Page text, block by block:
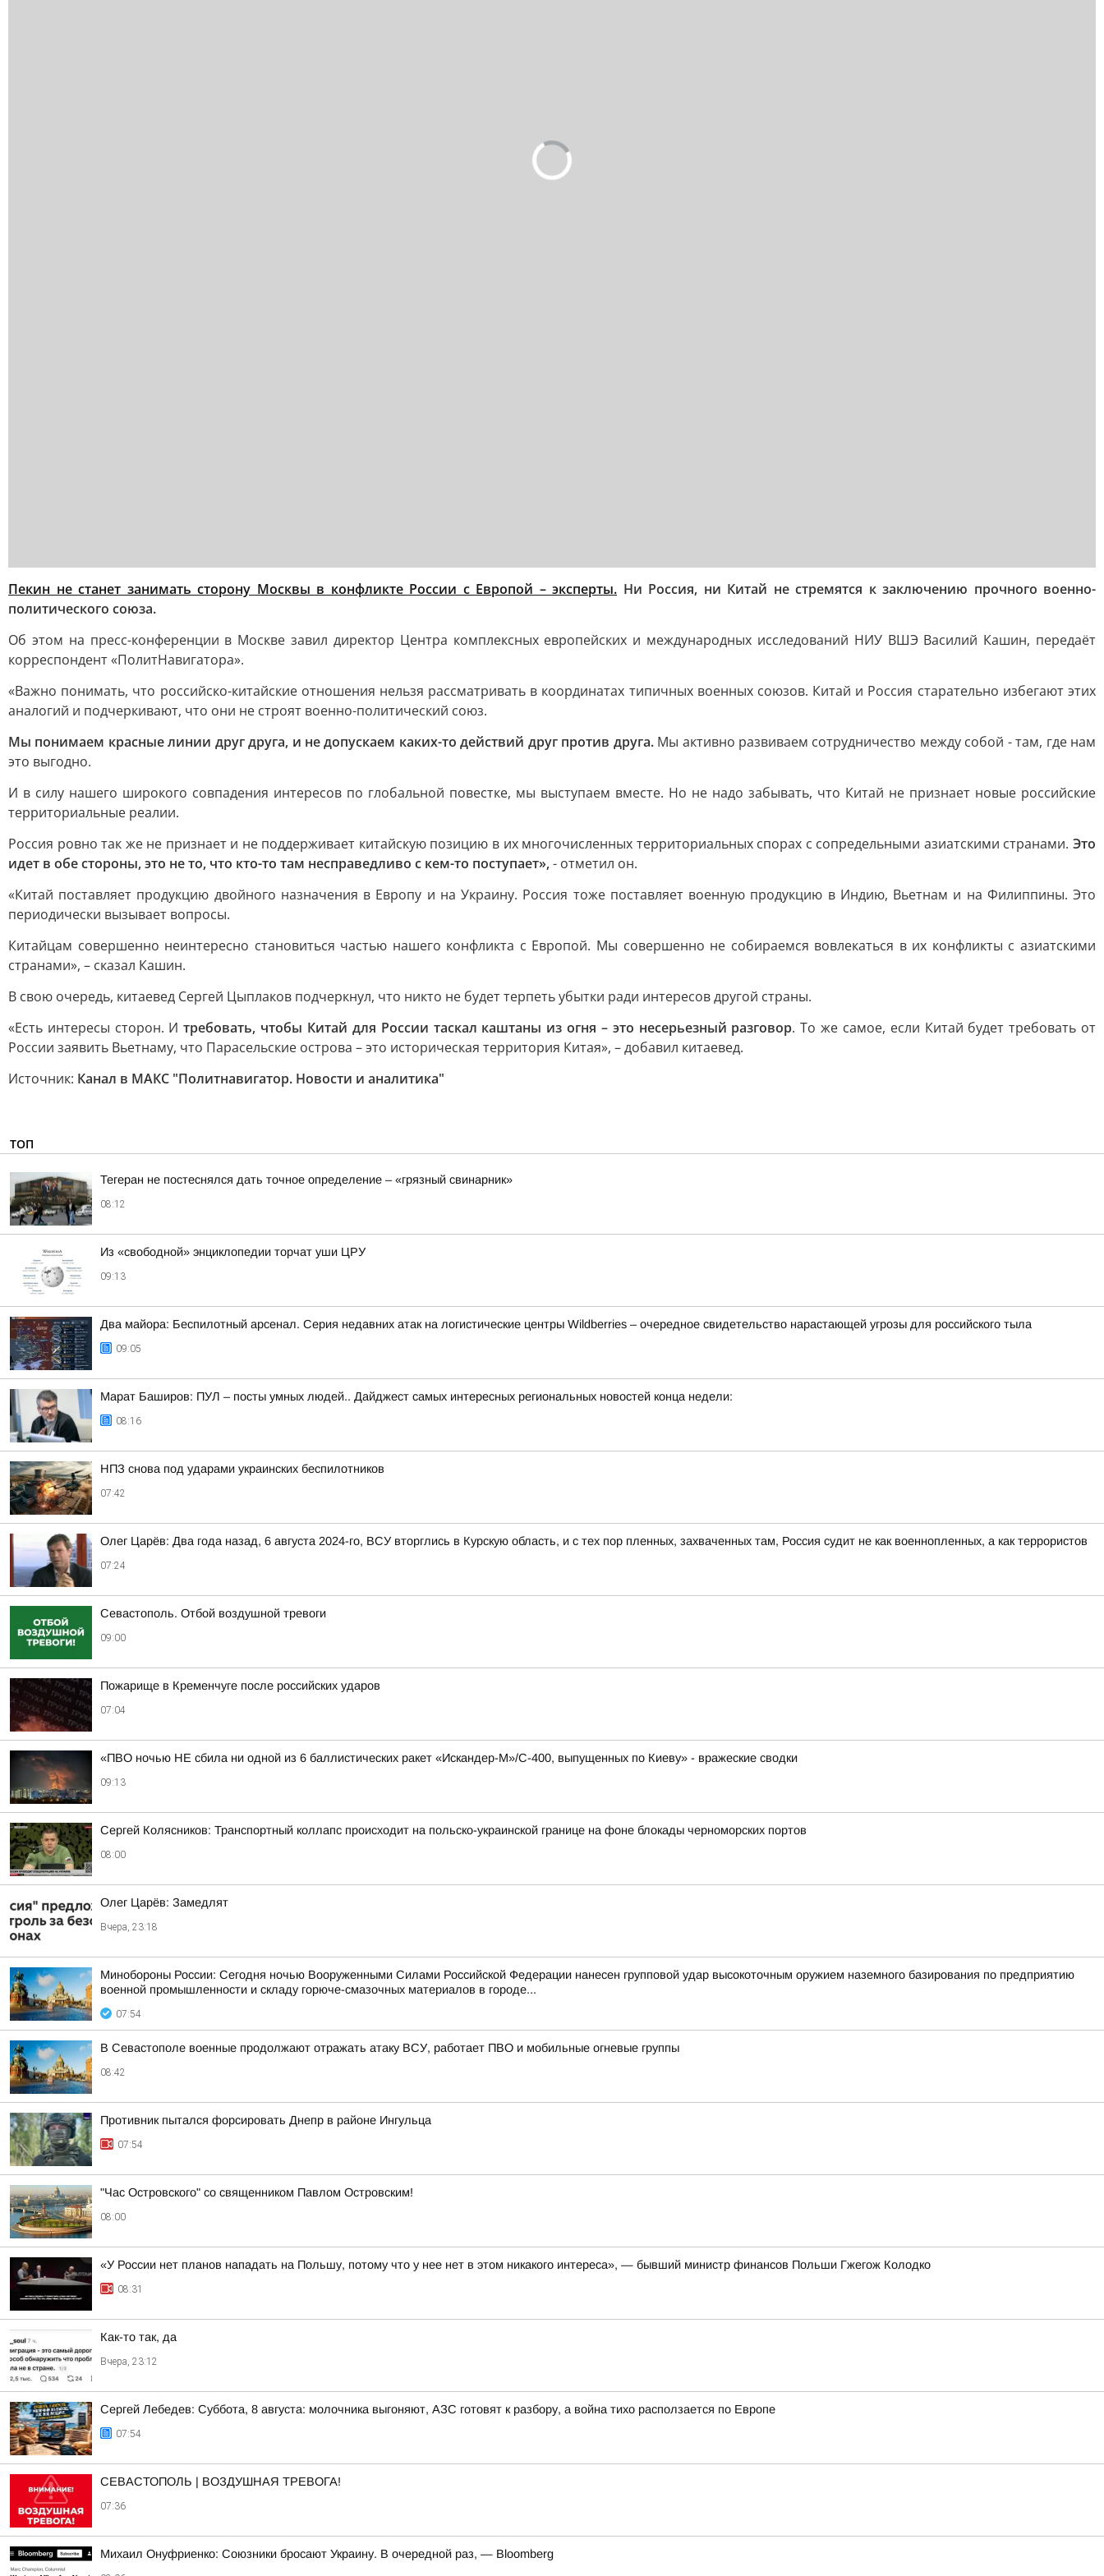
Пекин не станет занимать сторону Москвы в конфликте России с Европой – эксперты. Ни Россия, ни Китай не стремятся к заключению прочного военно-
политического союза.
Об этом на пресс-конференции в Москве завил директор Центра комплексных европейских и международных исследований НИУ ВШЭ Василий Кашин, передаёт
корреспондент «ПолитНавигатора».
«Важно понимать, что российско-китайские отношения нельзя рассматривать в координатах типичных военных союзов. Китай и Россия старательно избегают этих
аналогий и подчеркивают, что они не строят военно-политический союз.
Мы понимаем красные линии друг друга, и не допускаем каких-то действий друг против друга.Мы активно развиваем сотрудничество между собой - там, где нам
это выгодно.
И в силу нашего широкого совпадения интересов по глобальной повестке, мы выступаем вместе. Но не надо забывать, что Китай не признает новые российские
территориальные реалии.
Россия ровно так же не признает и не поддерживает китайскую позицию в их многочисленных территориальных спорах с сопредельными азиатскими странами. Это
идет в обе стороны, это не то, что кто-то там несправедливо с кем-то поступает»,- отметил он.
«Китай поставляет продукцию двойного назначения в Европу и на Украину. Россия тоже поставляет военную продукцию в Индию, Вьетнам и на Филиппины. Это
периодически вызывает вопросы.
Китайцам совершенно неинтересно становиться частью нашего конфликта с Европой. Мы совершенно не собираемся вовлекаться в их конфликты с азиатскими
странами», – сказал Кашин.
В свою очередь, китаевед Сергей Цыплаков подчеркнул, что никто не будет терпеть убытки ради интересов другой страны.
«Есть интересы сторон. Итребовать, чтобы Китай для России таскал каштаны из огня – это несерьезный разговор. То же самое, если Китай будет требовать от
России заявить Вьетнаму, что Парасельские острова – это историческая территория Китая», – добавил китаевед.
Источник: Канал в МАКС "Политнавигатор. Новости и аналитика"
ТОП
Тегеран не постеснялся дать точное определение – «грязный свинарник»
08:12
Из «свободной» энциклопедии торчат уши ЦРУ
09:13
Два майора: Беспилотный арсенал. Серия недавних атак на логистические центры Wildberries – очередное свидетельство нарастающей угрозы для российского тыла
09:05
Марат Баширов: ПУЛ – посты умных людей.. Дайджест самых интересных региональных новостей конца недели:
08:16
НПЗ снова под ударами украинских беспилотников
07:42
Олег Царёв: Два года назад, 6 августа 2024-го, ВСУ вторглись в Курскую область, и с тех пор пленных, захваченных там, Россия судит не как военнопленных, а как террористов
07:24
Севастополь. Отбой воздушной тревоги
09:00
Пожарище в Кременчуге после российских ударов
07:04
«ПВО ночью НЕ сбила ни одной из 6 баллистических ракет «Искандер-М»/С-400, выпущенных по Киеву» - вражеские сводки
09:13
Сергей Колясников: Транспортный коллапс происходит на польско-украинской границе на фоне блокады черноморских портов
08:00
Олег Царёв: Замедлят
Вчера, 23:18
Минобороны России: Сегодня ночью Вооруженными Силами Российской Федерации нанесен групповой удар высокоточным оружием наземного базирования по предприятию
военной промышленности и складу горюче-смазочных материалов в городе...
07:54
В Севастополе военные продолжают отражать атаку ВСУ, работает ПВО и мобильные огневые группы
08:42
Противник пытался форсировать Днепр в районе Ингульца
07:54
"Час Островского" со священником Павлом Островским!
08:00
«У России нет планов нападать на Польшу, потому что у нее нет в этом никакого интереса», — бывший министр финансов Польши Гжегож Колодко
08:31
Как-то так, да
Вчера, 23:12
Сергей Лебедев: Суббота, 8 августа: молочника выгоняют, АЗС готовят к разбору, а война тихо расползается по Европе
07:54
СЕВАСТОПОЛЬ | ВОЗДУШНАЯ ТРЕВОГА!
07:36
Михаил Онуфриенко: Союзники бросают Украину. В очередной раз, — Bloomberg